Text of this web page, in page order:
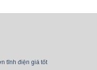
tĩnh điện giá tốt